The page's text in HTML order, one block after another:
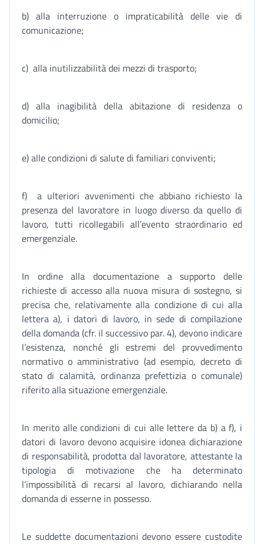
b) alla interruzione o impraticabilità delle vie di
comunicazione;
c) alla inutilizzabilità dei mezzi di trasporto;
d) alla inagibilità della abitazione di residenza o
domicilio;
e) alle condizioni di salute di familiari conviventi;
f) a ulteriori avvenimenti che abbiano richiesto la
presenza del lavoratore in luogo diverso da quello di
lavoro, tutti ricollegabili all’evento straordinario ed
emergenziale.
In ordine alla documentazione a supporto delle
richieste di accesso alla nuova misura di sostegno, si
precisa che, relativamente alla condizione di cui alla
lettera a), i datori di lavoro, in sede di compilazione
della domanda (cfr. il successivo par. 4), devono indicare
l’esistenza, nonché gli estremi del provvedimento
normativo o amministrativo (ad esempio, decreto di
stato di calamità, ordinanza prefettizia o comunale)
riferito alla situazione emergenziale.
In merito alle condizioni di cui alle lettere da b) a f), i
datori di lavoro devono acquisire idonea dichiarazione
di responsabilità, prodotta dal lavoratore, attestante la
tipologia di motivazione che ha determinato
l’impossibilità di recarsi al lavoro, dichiarando nella
domanda di esserne in possesso.
Le suddette documentazioni devono essere custodite